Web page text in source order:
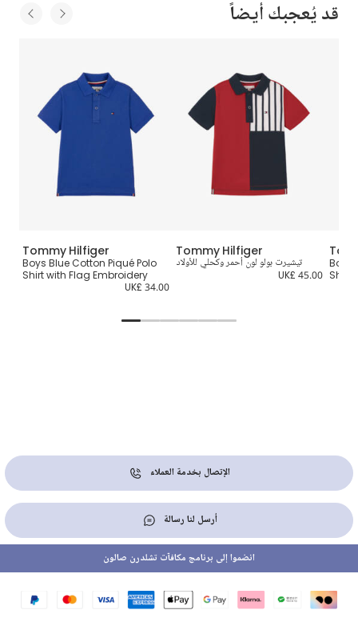
قد يُعجبك أيضاً
Tommy Hilfiger
Boys Blue Cotton Piqué Polo
Shirt with Flag Embroidery
UK£ 34.00
Tommy Hilfiger
تيشيرت بولو لون أحمر وكحلي للأولاد
UK£ 45.00
Boys
Shirt
الإتصال بخدمة العملاء
أرسل لنا رسالة
انضموا إلى برنامج مكافآت تشلدرن صالون